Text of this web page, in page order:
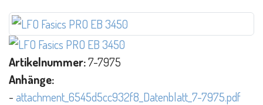
Artikelnummer:7-7975
Anhänge:
-attachment_6545d5cc932f8_Datenblatt_7-7975.pdf